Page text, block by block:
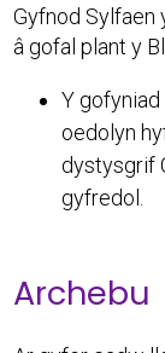
Gyfnod Sylfaen
â gofal plant y
Y
oedolyn
dystysgrif
gyfredol.
Archebu